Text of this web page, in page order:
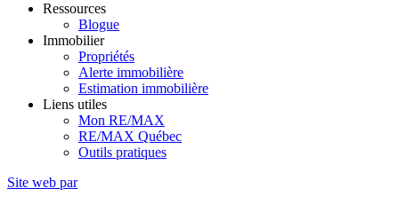
Ressources
Blogue
Immobilier
Propriétés
Alerte immobilière
Estimation immobilière
Liens utiles
Mon RE/MAX
RE/MAX Québec
Outils pratiques
Site web par